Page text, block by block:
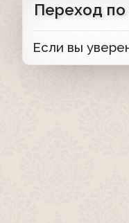
Переход
Если вы